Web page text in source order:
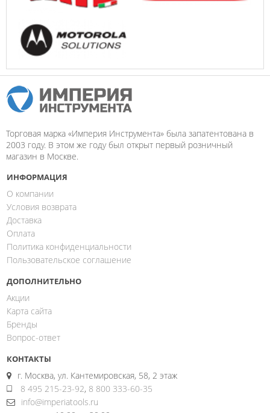
Торговая марка «Империя Инструмента» была запатентована в
2003 году. В этом же году был открыт первый розничный
магазин в Москве.
ИНФОРМАЦИЯ
О компании
Условия возврата
Доставка
Оплата
Политика конфиденциальности
Пользовательское соглашение
ДОПОЛНИТЕЛЬНО
Акции
Карта сайта
Бренды
Вопрос-ответ
КОНТАКТЫ
г. Москва, ул. Кантемировская, 58, 2 этаж
8 495 215-23-92, 8 800 333-60-35
info@imperiatools.ru